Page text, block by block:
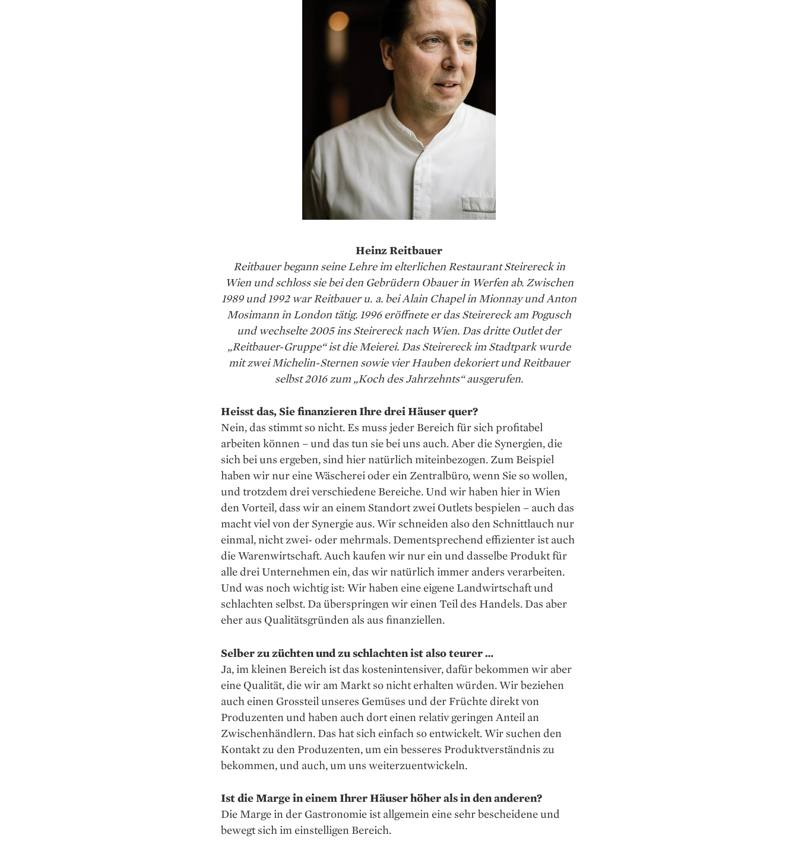
Heinz Reitbauer
Reitbauer begann seine Lehre im ­elterlichen Restaurant Steirereck in
Wien und schloss sie bei den Gebrüdern Obauer in Werfen ab. Zwischen
1989 und 1992 war Reitbauer u. a. bei Alain Chapel in Mionnay und Anton
Mosimann in London tätig. 1996 eröffnete er das Steirer­eck am Pogusch
und wechselte 2005 ins Steirereck nach Wien. Das dritte Outlet der
„Reitbauer-Gruppe“ ist die Meierei. Das Steirereck im Stadtpark wurde
mit zwei Michelin-Sternen sowie vier Hauben dekoriert und Reitbauer
selbst 2016 zum „Koch des Jahrzehnts“ ausgerufen.
Heisst das, Sie finanzieren Ihre drei Häuser quer?
Nein, das stimmt so nicht. Es muss jeder Bereich für sich profitabel
arbeiten können – und das tun sie bei uns auch. Aber die ­Synergien, die
sich bei uns ergeben, sind hier natürlich miteinbezogen. Zum Beispiel
haben wir nur eine Wäscherei oder ein Zentralbüro, wenn Sie so wollen,
und trotzdem drei verschiedene Bereiche. Und wir haben hier in Wien
den Vorteil, dass wir an einem Standort zwei Outlets bespielen – auch das
macht viel von der Synergie aus. Wir schneiden also den Schnittlauch nur
einmal, nicht zwei- oder mehrmals. Dementsprechend effizienter ist auch
die Warenwirtschaft. Auch kaufen wir nur ein und dasselbe Produkt für
alle drei Unternehmen ein, das wir natürlich immer anders verarbeiten.
Und was noch wichtig ist: Wir haben eine eigene Landwirtschaft und
schlachten selbst. Da überspringen wir einen Teil des Handels. Das aber
eher aus Qualitätsgründen als aus finanziellen.
Selber zu züchten und zu schlachten ist also teurer …
Ja, im kleinen Bereich ist das kostenintensiver, dafür bekommen wir aber
eine Qualität, die wir am Markt so nicht erhalten würden. Wir beziehen
auch einen Grossteil unseres Gemüses und der Früchte direkt von
Produzenten und haben auch dort einen relativ geringen Anteil an
Zwischenhändlern. Das hat sich einfach so entwickelt. Wir suchen den
Kontakt zu den Produzenten, um ein besseres Produktverständnis zu
bekommen, und auch, um uns weiterzuentwickeln.
Ist die Marge in einem Ihrer Häuser höher als in den anderen?
Die Marge in der Gastronomie ist allgemein eine sehr bescheidene und
bewegt sich im einstelligen Bereich.